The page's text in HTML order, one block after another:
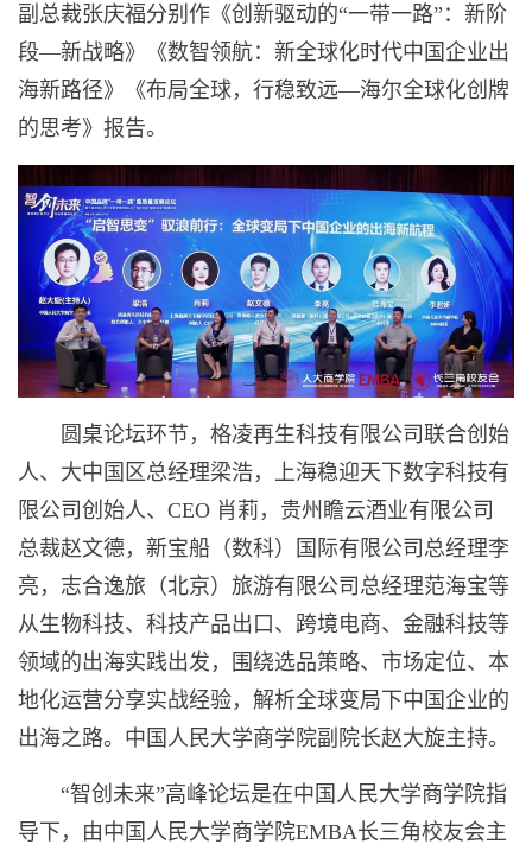
副总裁张庆福分别作《创新驱动的“一带一路”：新阶
段—新战略》《数智领航：新全球化时代中国企业出
海新路径》《布局全球，行稳致远—海尔全球化创牌
的思考》报告。
圆桌论坛环节，格凌再生科技有限公司联合创始
人、大中国区总经理梁浩，上海稳迎天下数字科技有
限公司创始人、CEO 肖莉，贵州瞻云酒业有限公司
总裁赵文德，新宝船（数科）国际有限公司总经理李
亮，志合逸旅（北京）旅游有限公司总经理范海宝等
从生物科技、科技产品出口、跨境电商、金融科技等
领域的出海实践出发，围绕选品策略、市场定位、本
地化运营分享实战经验，解析全球变局下中国企业的
出海之路。中国人民大学商学院副院长赵大旋主持。
“智创未来”高峰论坛是在中国人民大学商学院指
导下，由中国人民大学商学院EMBA长三角校友会主